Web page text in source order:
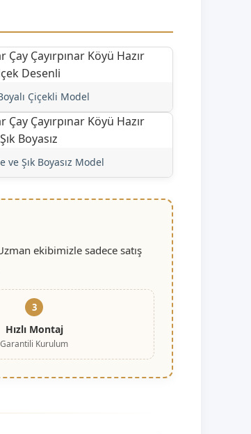
Çiçekli Model
ve Şık Boyasız Model
ekibimizle sadece satış
3
Hızlı Montaj
Garantili Kurulum